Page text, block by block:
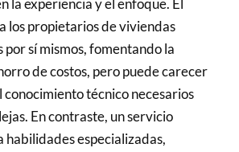
la experiencia y el enfoque. El
los propietarios de viviendas
sí mismos, fomentando la
de costos, pero puede carecer
conocimiento técnico necesarios
En contraste, un servicio
habilidades especializadas,